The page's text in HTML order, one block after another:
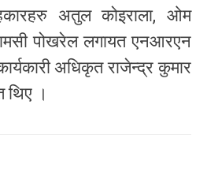
अतुल कोइराला, ओम
पोखरेल लगायत एनआरएन
अधिकृत राजेन्द्र कुमार
थिए ।